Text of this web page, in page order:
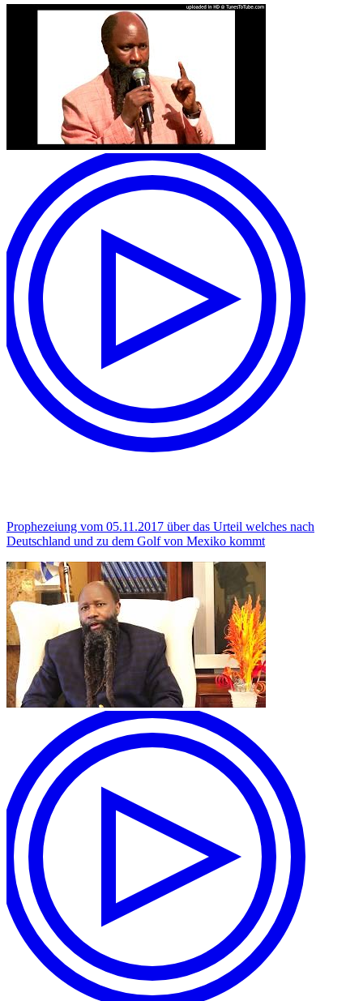
Prophezeiung vom 05.11.2017 über das Urteil welches nach
Deutschland und zu dem Golf von Mexiko kommt